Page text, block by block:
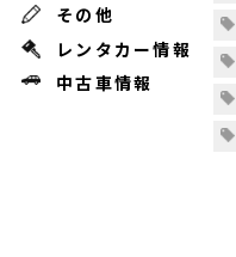
その他
レンタカー情報
中古車情報